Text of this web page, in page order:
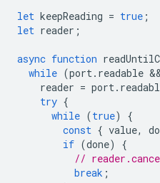
let keepReading = true ;
let reader ;
async function
while (port. readable
reader = port.
try {
while (true)
{
const { value,
if (done)
{
//
break ;